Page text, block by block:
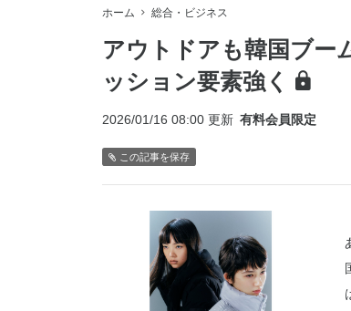
ホーム 総合・ビジネス
アウトドアも韓国ブ
ッション要素強く
2026/01/16 08:00 更新 有料会員限定
この記事を保存